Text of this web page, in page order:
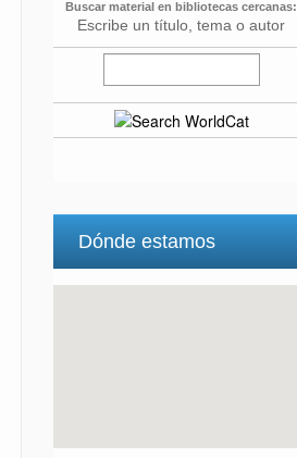
Buscar material en bibliotecas cercanas:
Escribe un título, tema o autor
Dónde estamos